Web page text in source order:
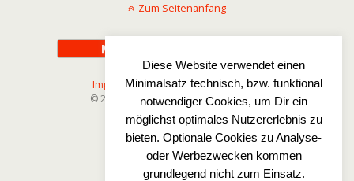
Zum Seitenanfang
Mobil
Impressum-Disclaimer-Datenschutz
© 2025 Wetterfreaks-Norddeutschland
Diese Website verwendet einen
Minimalsatz technisch, bzw. funktional
notwendiger Cookies, um Dir ein
möglichst optimales Nutzererlebnis zu
bieten. Optionale Cookies zu Analyse-
oder Werbezwecken kommen
grundlegend nicht zum Einsatz.